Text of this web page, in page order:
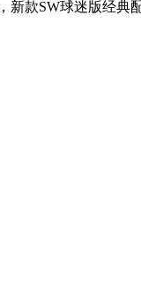
新款SW球迷版经典